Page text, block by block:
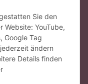
Sie den
Website: YouTube,
Google Tag
ändern
Details finden